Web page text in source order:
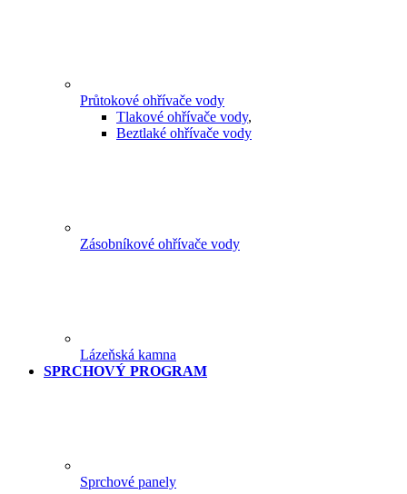
Průtokové ohřívače vody
Tlakové ohřívače vody,
Beztlaké ohřívače vody
Zásobníkové ohřívače vody
Lázeňská kamna
SPRCHOVÝ PROGRAM
Sprchové panely